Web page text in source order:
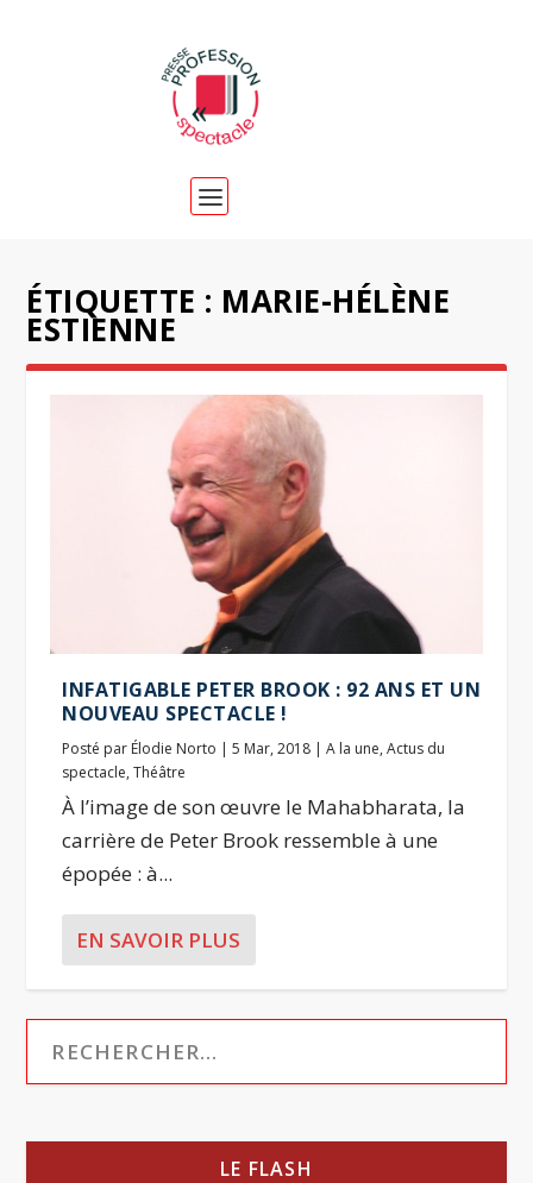
ÉTIQUETTE : MARIE-HÉLÈNE
ESTIENNE
INFATIGABLE PETER BROOK : 92 ANS ET UN
NOUVEAU SPECTACLE !
Posté par Élodie Norto |5 Mar, 2018 |A la une,Actus du
spectacle,Théâtre
À l’image de son œuvre le Mahabharata, la
carrière de Peter Brook ressemble à une
épopée : à...
EN SAVOIR PLUS
LE FLASH